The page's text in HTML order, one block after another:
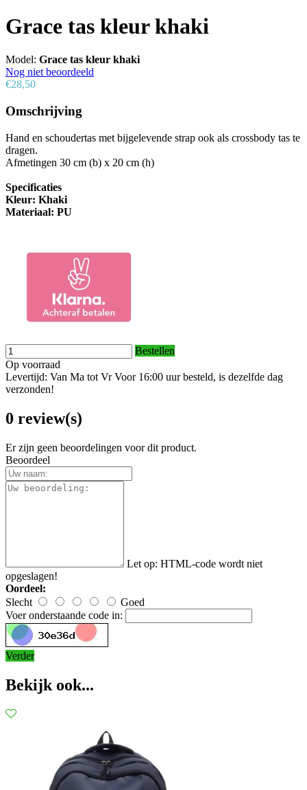
Grace tas kleur khaki
Model: Grace tas kleur khaki
Nog niet beoordeeld
€28,50
Omschrijving
Hand en schoudertas met bijgelevende strap ook als crossbody tas te
dragen.
Afmetingen 30 cm (b) x 20 cm (h)
Specificaties
Kleur: Khaki
Materiaal: PU
Bestellen
Op voorraad
Levertijd: Van Ma tot Vr Voor 16:00 uur besteld, is dezelfde dag
verzonden!
0 review(s)
Er zijn geen beoordelingen voor dit product.
Beoordeel
Let op: HTML-code wordt niet
opgeslagen!
Oordeel:
Slecht
Goed
Voer onderstaande code in:
Verder
Bekijk ook...